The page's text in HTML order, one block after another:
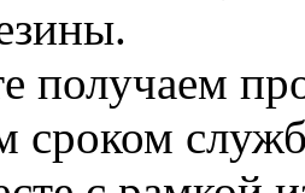
получаем
сроком